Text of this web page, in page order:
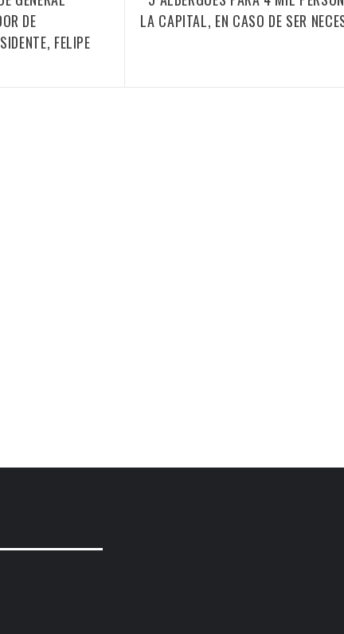
DE
FELIPE
LA CAPITAL, EN CASO DE SER